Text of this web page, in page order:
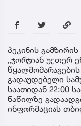
პეკინის
„ჯორჯიან უეთერ
გადაუდებელი
საათიდან 22:00
ნაწილზე
ინფორმაციას